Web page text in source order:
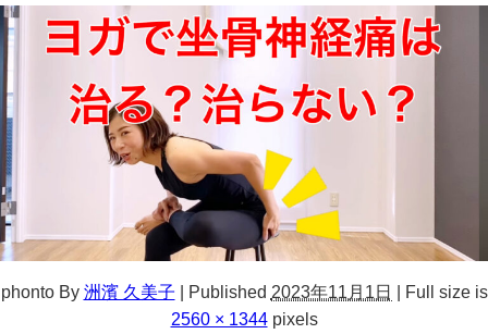
phonto By 洲濱 久美子 Published 2023年11月1日
Full size is
2560 × 1344pixels